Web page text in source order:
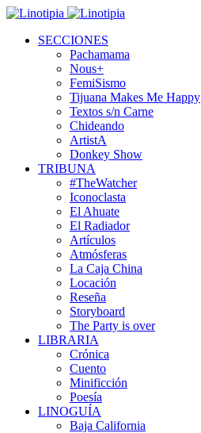
SECCIONES
Pachamama
Nous+
FemiSismo
Tijuana Makes Me Happy
Textos s/n Carne
Chideando
ArtistA
Donkey Show
TRIBUNA
#TheWatcher
Iconoclasta
El Ahuate
El Radiador
Artículos
Atmósferas
La Caja China
Locación
Reseña
Storyboard
The Party is over
LIBRARIA
Crónica
Cuento
Minificción
Poesía
LINOGUÍA
Baja California